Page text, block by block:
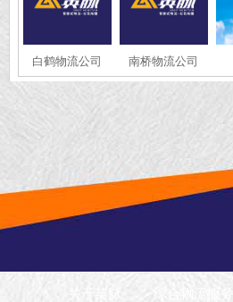
白鹤物流公司 南桥物流公司
关于英脉 综合物流服务